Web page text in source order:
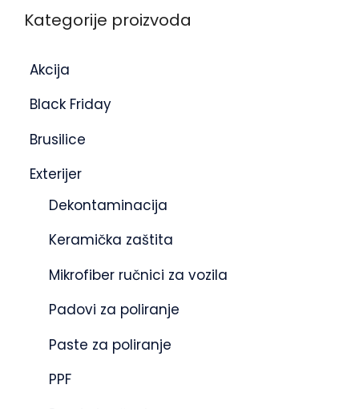
Kategorije proizvoda
Akcija
Black Friday
Brusilice
Exterijer
Dekontaminacija
Keramička zaštita
Mikrofiber ručnici za vozila
Padovi za poliranje
Paste za poliranje
PPF